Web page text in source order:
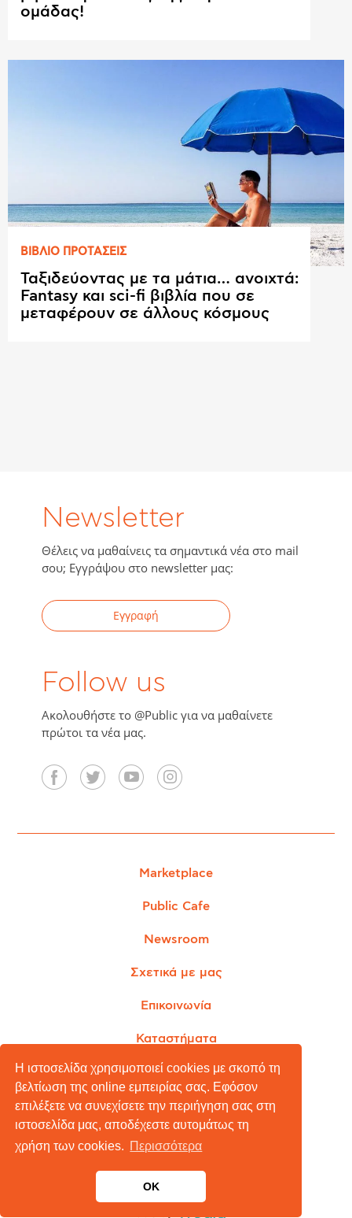
Η ιστοσελίδα χρησιμοποιεί cookies με σκοπό τη
βελτίωση της online εμπειρίας σας. Εφόσον
επιλέξετε να συνεχίσετε την περιήγηση σας στη
ιστοσελίδα μας, αποδέχεστε αυτομάτως τη
χρήση των cookies. Περισσότερα
OK
ομάδας!
ΒΙΒΛΙΟ ΠΡΟΤAΣΕΙΣ
Ταξιδεύοντας με τα μάτια… ανοιχτά:
Fantasy και sci-fi βιβλία που σε
μεταφέρουν σε άλλους κόσμους
Marketplace
Public Cafe
Newsroom
Σχετικά με μας
Επικοινωνία
Καταστήματα
Newsletter
Θέλεις να μαθαίνεις τα σημαντικά νέα στο mail
σου; Εγγράψου στο newsletter μας:
Εγγραφή
Follow us
Ακολουθήστε το @Public για να μαθαίνετε
πρώτοι τα νέα μας.
Όροι Χρήσης
Πολιτική Απορρήτου
Πολιτική Cookies
Copyright © 2026 Public Blog